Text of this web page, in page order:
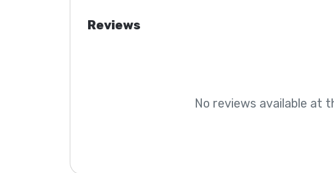
Reviews
No reviews available at